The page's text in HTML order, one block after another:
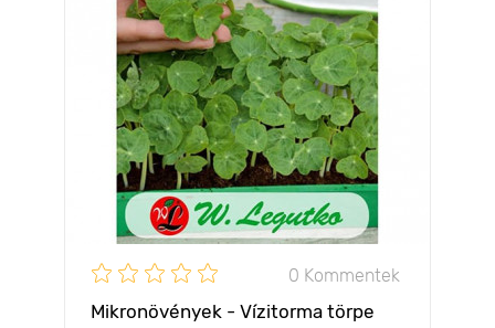
0 Kommentek
Mikronövények - Vízitorma törpe